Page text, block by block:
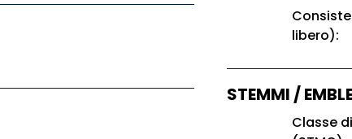
libero):
STEMMI /
Classe